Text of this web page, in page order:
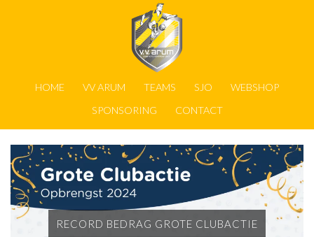
HOME VV ARUM TEAMS SJO
WEBSHOP
SPONSORING
CONTACT
RECORD BEDRAG GROTE CLUBACTIE